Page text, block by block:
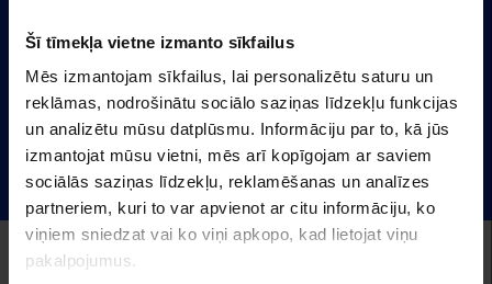
Šī tīmekļa vietne izmanto sīkfailus
Mēs izmantojam sīkfailus, lai personalizētu saturu un
reklāmas, nodrošinātu sociālo saziņas līdzekļu funkcijas
un analizētu mūsu datplūsmu. Informāciju par to, kā jūs
izmantojat mūsu vietni, mēs arī kopīgojam ar saviem
sociālās saziņas līdzekļu, reklamēšanas un analīzes
partneriem, kuri to var apvienot ar citu informāciju, ko
viņiem sniedzat vai ko viņi apkopo, kad lietojat viņu
pakalpojumus.
marketing@cv.lv
Latvia
Alma Career Latvia:
CV.lv Recruitment.lv